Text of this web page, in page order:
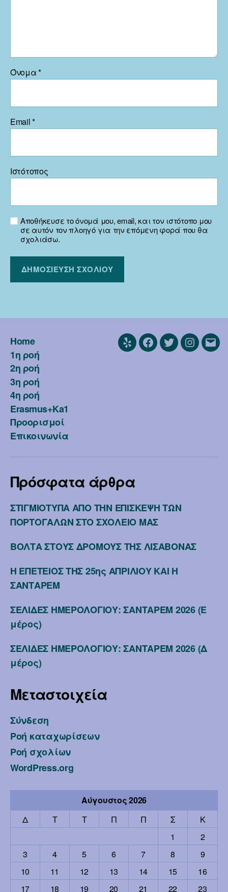
Όνομα*
Email*
Ιστότοπος
Αποθήκευσε το όνομά μου, email, και τον ιστότοπο μου
σε αυτόν τον πλοηγό για την επόμενη φορά που θα
σχολιάσω.
Home
1η ροή
2η ροή
3η ροή
4η ροή
Erasmus+Ka1
Προορισμοί
Επικοινωνία
Yelp Facebook
Twitter
Πρόσφατα άρθρα
ΣΤΙΓΜΙΟΤΥΠΑ ΑΠΟ ΤΗΝ ΕΠΙΣΚΕΨΗ ΤΩΝ
ΠΟΡΤΟΓΑΛΩΝ ΣΤΟ ΣΧΟΛΕΙΟ ΜΑΣ
ΒΟΛΤΑ ΣΤΟΥΣ ΔΡΟΜΟΥΣ ΤΗΣ ΛΙΣΑΒΟΝΑΣ
Η ΕΠΕΤΕΙΟΣ ΤΗΣ 25ης ΑΠΡΙΛΙΟΥ ΚΑΙ Η
ΣΑΝΤΑΡΕΜ
ΣΕΛΙΔΕΣ ΗΜΕΡΟΛΟΓΙΟΥ: ΣΑΝΤΑΡΕΜ 2026 (Ε
μέρος)
ΣΕΛΙΔΕΣ ΗΜΕΡΟΛΟΓΙΟΥ: ΣΑΝΤΑΡΕΜ 2026 (Δ
μέρος)
Μεταστοιχεία
Σύνδεση
Ροή καταχωρίσεων
Ροή σχολίων
WordPress.org
Αύγουστος 2026
Δ
Τ Τ Π Π Σ
Κ
1
2
3
4 5 6 7 8
9
10
11 12 13 14 15
16
17
18 19 20 21 22 23